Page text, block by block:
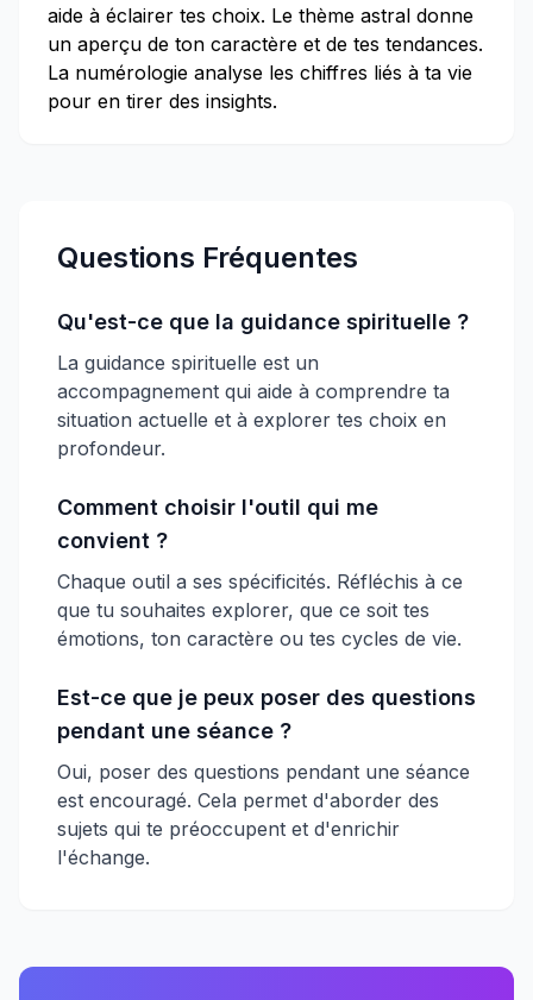
aide à éclairer tes choix. Le thème astral donne
un aperçu de ton caractère et de tes tendances.
La numérologie analyse les chiffres liés à ta vie
pour en tirer des insights.
Questions Fréquentes
Qu'est-ce que la guidance spirituelle ?
La guidance spirituelle est un
accompagnement qui aide à comprendre ta
situation actuelle et à explorer tes choix en
profondeur.
Comment choisir l'outil qui me
convient ?
Chaque outil a ses spécificités. Réfléchis à ce
que tu souhaites explorer, que ce soit tes
émotions, ton caractère ou tes cycles de vie.
Est-ce que je peux poser des questions
pendant une séance ?
Oui, poser des questions pendant une séance
est encouragé. Cela permet d'aborder des
sujets qui te préoccupent et d'enrichir
l'échange.